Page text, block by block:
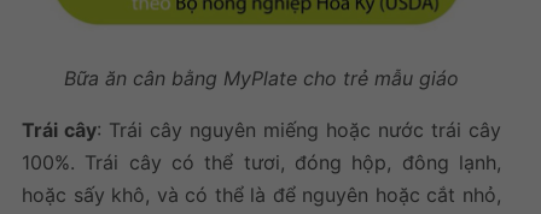
Bữa ăn cân bằng MyPlate cho trẻ mẫu giáo
Trái cây: Trái cây nguyên miếng hoặc nước trái cây
100%. Trái cây có thể tươi, đóng hộp, đông lạnh,
hoặc sấy khô, và có thể là để nguyên hoặc cắt nhỏ,